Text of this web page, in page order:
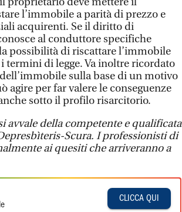
l’immobile a parità di prezzo e
acquirenti. Se il diritto di
al conduttore specifiche
possibilità di riscattare l’immobile
termini di legge. Va inoltre ricordato
sulla base di un motivo
per far valere le conseguenze
sotto il profilo risarcitorio.
avvale della competente e qualificata
Scura. I professionisti di
ai quesiti che arriveranno a
CLICCA QUI